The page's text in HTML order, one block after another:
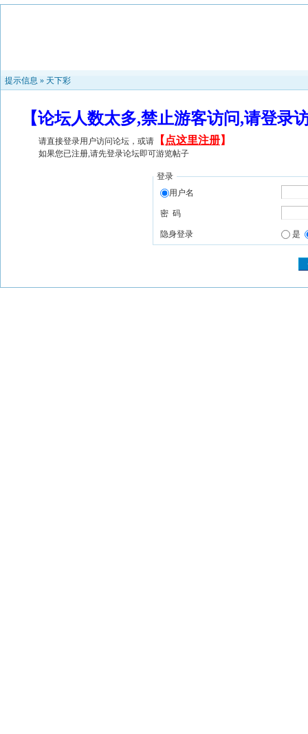
提示信息 » 天下彩
【论坛人数太多,禁止游客访问,请登
请直接登录用户访问论坛，或请 【 点这里注册】
如果您已注册,请先登录论坛即可游览帖子
登录
用户名
密 码
隐身登录 是